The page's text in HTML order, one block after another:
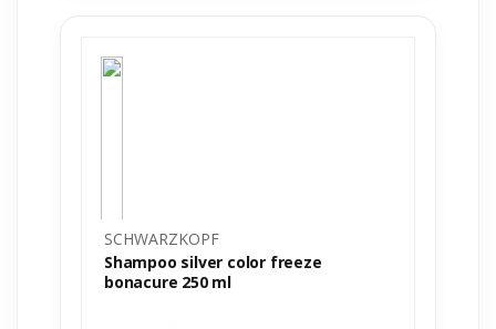
SCHWARZKOPF
Shampoo silver color freeze
bonacure 250 ml